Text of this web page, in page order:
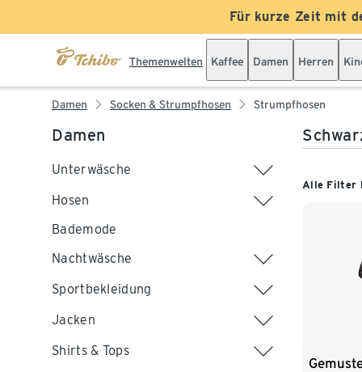
Für kurze Zeit mit
Themenwelten Kaffee Damen Herren
Damen Socken & Strumpfhosen Strumpfhosen
Damen
Unterwäsche
Hosen
Bademode
Nachtwäsche
Sportbekleidung
Jacken
Shirts & Tops
Alle Filter